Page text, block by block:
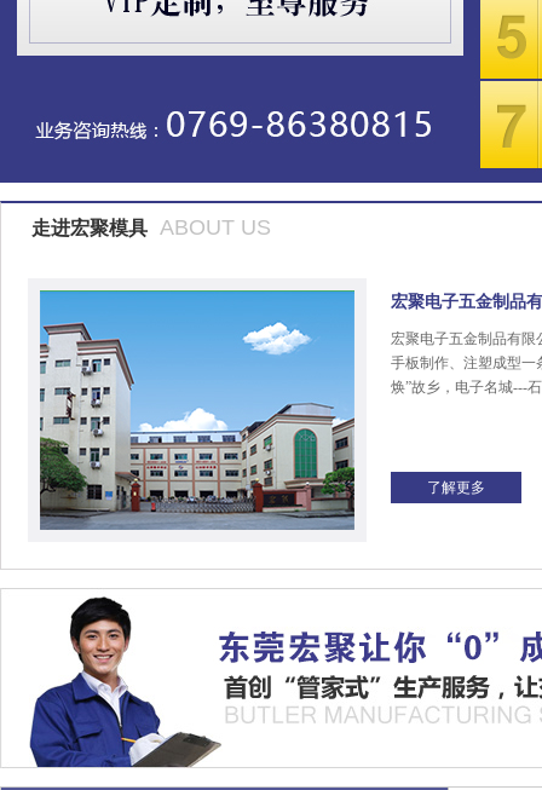
走进宏聚模具 ABOUT US
宏聚电子五金制品
宏聚电子五金制品有限
手板制作、注塑成型一
焕”故乡，电子名城---
了解更多